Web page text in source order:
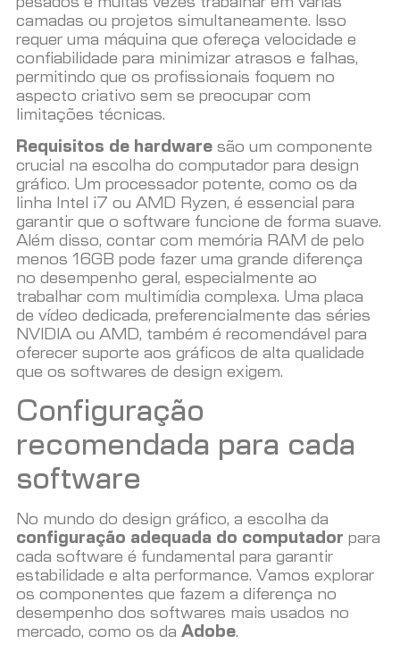
camadas ou projetos simultaneamente. Isso
requer uma máquina que ofereça velocidade e
confiabilidade para minimizar atrasos e falhas,
permitindo que os profissionais foquem no
aspecto criativo sem se preocupar com
limitações técnicas.
Requisitos de hardware são um componente
crucial na escolha do computador para design
gráfico. Um processador potente, como os da
linha Intel i7 ou AMD Ryzen, é essencial para
garantir que o software funcione de forma suave.
Além disso, contar com memória RAM de pelo
menos 16GB pode fazer uma grande diferença
no desempenho geral, especialmente ao
trabalhar com multimídia complexa. Uma placa
de vídeo dedicada, preferencialmente das séries
NVIDIA ou AMD, também é recomendável para
oferecer suporte aos gráficos de alta qualidade
que os softwares de design exigem.
Configuração
recomendada para cada
software
No mundo do design gráfico, a escolha da
configuração adequada do computador para
cada software é fundamental para garantir
estabilidade e alta performance. Vamos explorar
os componentes que fazem a diferença no
desempenho dos softwares mais usados no
mercado, como os da Adobe.